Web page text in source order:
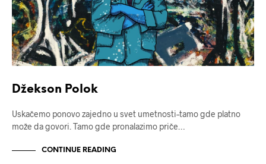
Džekson Polok
Uskačemo ponovo zajedno u svet umetnosti–tamo gde platno
može da govori. Tamo gde pronalazimo priče…
CONTINUE READING